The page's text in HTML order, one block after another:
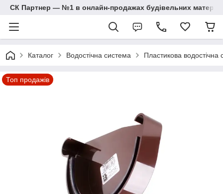
СК Партнер — №1 в онлайн-продажах будівельних
Каталог Водостічна система Пластикова водостічна
Топ продажів